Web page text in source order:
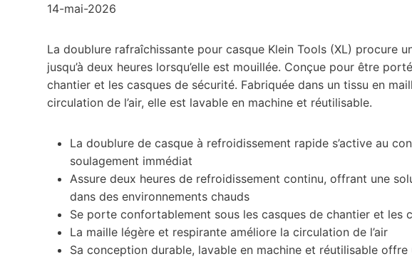
14-mai-2026
La doublure rafraîchissante pour casque Klein Tools (XL) procure
jusqu’à deux heures lorsqu’elle est mouillée. Conçue pour être
chantier et les casques de sécurité. Fabriquée dans un tissu en
circulation de l’air, elle est lavable en machine et réutilisable.
La doublure de casque à refroidissement rapide s’active au
soulagement immédiat
Assure deux heures de refroidissement continu, offrant une
dans des environnements chauds
Se porte confortablement sous les casques de chantier et les
La maille légère et respirante améliore la circulation de l’air
Sa conception durable, lavable en machine et réutilisable